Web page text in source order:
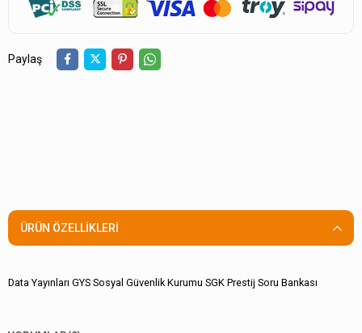
Paylaş
ÜRÜN ÖZELLIKLERI
Data Yayınları GYS Sosyal Güvenlik Kurumu SGK Prestij Soru Bankası